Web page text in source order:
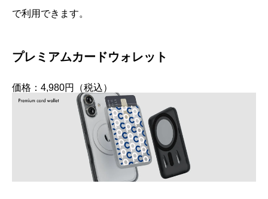
で利用できます。
プレミアムカードウォレット
価格：4,980円（税込）